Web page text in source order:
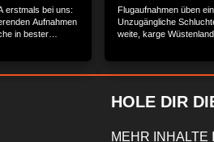
erstmals bei uns:
Aufnahmen
in bester
Flugaufnahmen üben
Unzugängliche
weite, karge
einen Blick von oben
zeigt Flugaufnahmen
aus einer anderen
HOLE DIR
MEHR INHALTE